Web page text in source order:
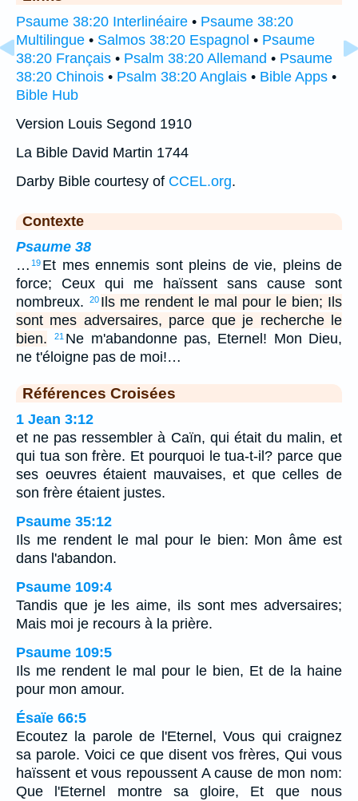
Psaume 38:20 Interlinéaire • Psaume 38:20
Multilingue • Salmos 38:20 Espagnol • Psaume
38:20 Français • Psalm 38:20 Allemand • Psaume
38:20 Chinois • Psalm 38:20 Anglais • Bible Apps •
Bible Hub
Version Louis Segond 1910
La Bible David Martin 1744
Darby Bible courtesy of CCEL.org.
Contexte
Psaume 38
… 19 Et mes ennemis sont pleins de vie, pleins de
force; Ceux qui me haïssent sans cause sont
nombreux.
20 Ils me rendent le mal pour le bien; Ils
sont mes adversaires, parce que je recherche le
bien.
21 Ne m'abandonne pas, Eternel! Mon Dieu,
ne t'éloigne pas de moi!…
Références Croisées
1 Jean 3:12
et ne pas ressembler à Caïn, qui était du malin, et
qui tua son frère. Et pourquoi le tua-t-il? parce que
ses oeuvres étaient mauvaises, et que celles de
son frère étaient justes.
Psaume 35:12
Ils me rendent le mal pour le bien: Mon âme est
dans l'abandon.
Psaume 109:4
Tandis que je les aime, ils sont mes adversaires;
Mais moi je recours à la prière.
Psaume 109:5
Ils me rendent le mal pour le bien, Et de la haine
pour mon amour.
Ésaïe 66:5
Ecoutez la parole de l'Eternel, Vous qui craignez
sa parole. Voici ce que disent vos frères, Qui vous
haïssent et vous repoussent A cause de mon nom:
Que l'Eternel montre sa gloire, Et que nous